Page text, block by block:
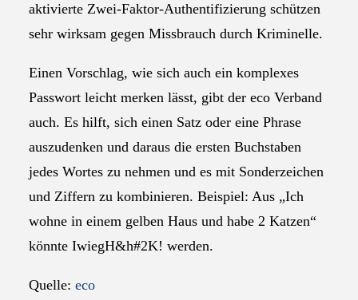
aktivierte Zwei-Faktor-Authentifizierung schützen
sehr wirksam gegen Missbrauch durch Kriminelle.
Einen Vorschlag, wie sich auch ein komplexes
Passwort leicht merken lässt, gibt der eco Verband
auch. Es hilft, sich einen Satz oder eine Phrase
auszudenken und daraus die ersten Buchstaben
jedes Wortes zu nehmen und es mit Sonderzeichen
und Ziffern zu kombinieren. Beispiel: Aus „Ich
wohne in einem gelben Haus und habe 2 Katzen“
könnte IwiegH&h#2K! werden.
Quelle: eco